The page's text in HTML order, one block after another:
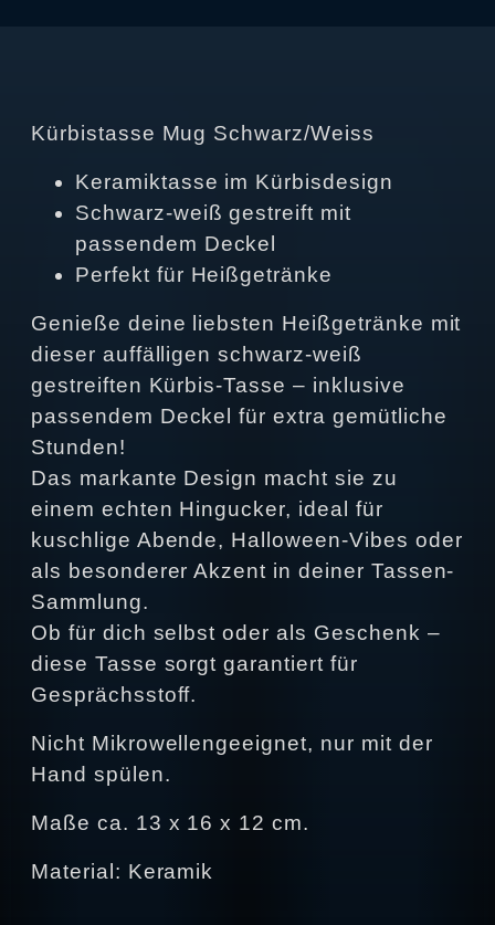
Kürbistasse Mug Schwarz/Weiss
Keramiktasse im Kürbisdesign
Schwarz-weiß gestreift mit
passendem Deckel
Perfekt für Heißgetränke
Genieße deine liebsten Heißgetränke mit
dieser auffälligen schwarz-weiß
gestreiften Kürbis-Tasse – inklusive
passendem Deckel für extra gemütliche
Stunden!
Das markante Design macht sie zu
einem echten Hingucker, ideal für
kuschlige Abende, Halloween-Vibes oder
als besonderer Akzent in deiner Tassen-
Sammlung.
Ob für dich selbst oder als Geschenk –
diese Tasse sorgt garantiert für
Gesprächsstoff.
Nicht Mikrowellengeeignet, nur mit der
Hand spülen.
Maße ca. 13 x 16 x 12 cm.
Material: Keramik